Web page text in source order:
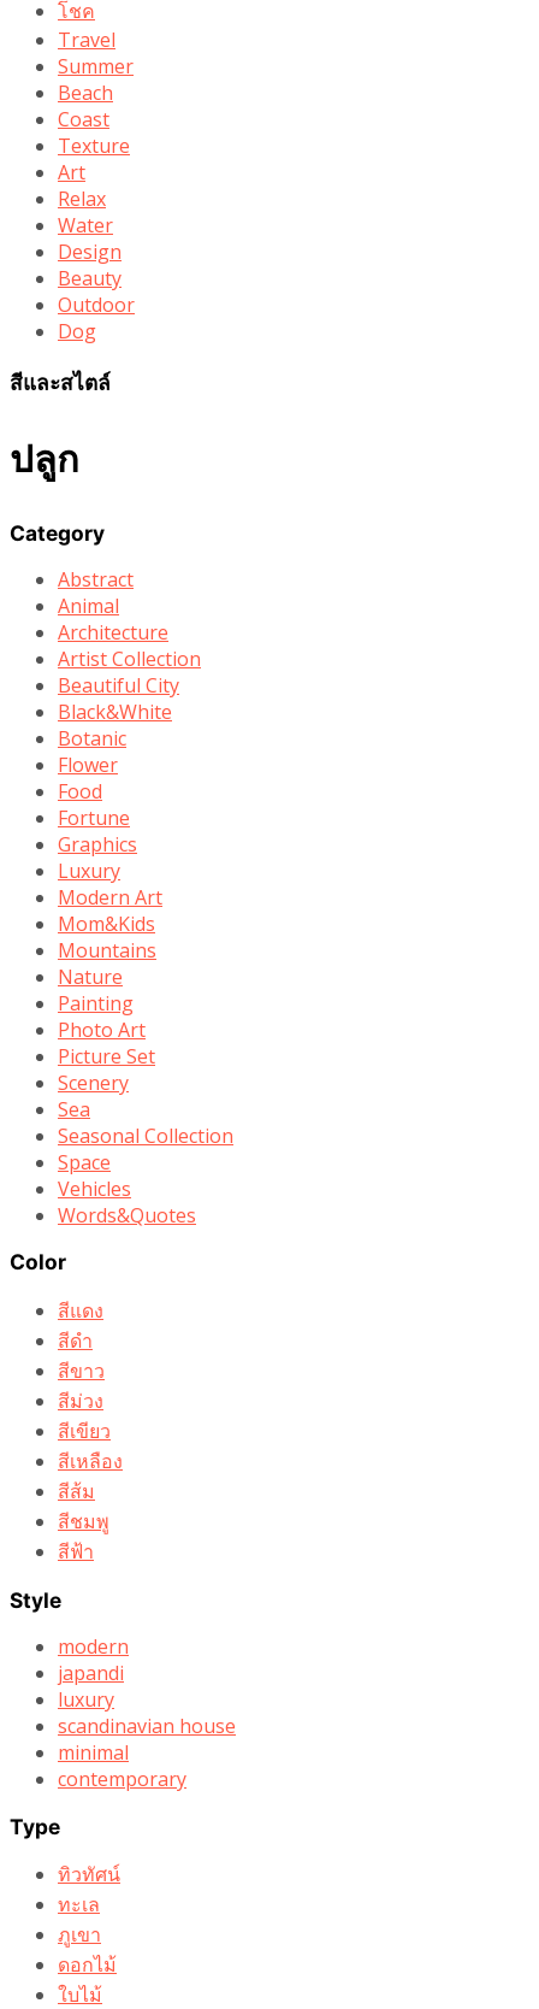
โชค
Travel
Summer
Beach
Coast
Texture
Art
Relax
Water
Design
Beauty
Outdoor
Dog
สีและสไตล์
ปลูก
Category
Abstract
Animal
Architecture
Artist Collection
Beautiful City
Black&White
Botanic
Flower
Food
Fortune
Graphics
Luxury
Modern Art
Mom&Kids
Mountains
Nature
Painting
Photo Art
Picture Set
Scenery
Sea
Seasonal Collection
Space
Vehicles
Words&Quotes
Color
สีแดง
สีดำ
สีขาว
สีม่วง
สีเขียว
สีเหลือง
สีส้ม
สีชมพู
สีฟ้า
Style
modern
japandi
luxury
scandinavian house
minimal
contemporary
Type
ทิวทัศน์
ทะเล
ภูเขา
ดอกไม้
ใบไม้